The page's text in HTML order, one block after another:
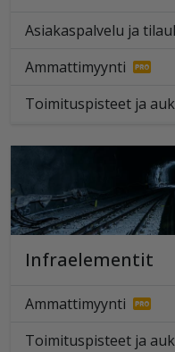
Asiakaspalvelu ja
Ammattimyynti
Toimituspisteet ja
Infraelementit
Ammattimyynti
Toimituspisteet ja